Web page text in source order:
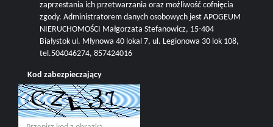
zaprzestania ich przetwarzania oraz możliwość cofnięcia
zgody. Administratorem danych osobowych jest APOGEUM
NIERUCHOMOŚCI Małgorzata Stefanowicz, 15-404
Białystok ul. Młynowa 40 lokal 7, ul. Legionowa 30 lok 108,
tel.504046274, 857424016
Kod zabezpieczający